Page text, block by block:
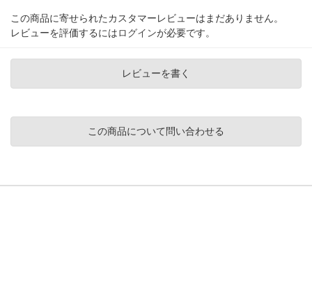
この商品に寄せられたカスタマーレビューはまだありません。
レビューを評価するにはログインが必要です。
レビューを書く
この商品について問い合わせる